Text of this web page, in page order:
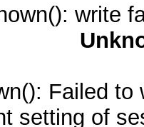
write
Failed
setting of